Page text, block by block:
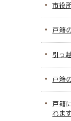
市役
戸籍
引っ
戸籍
戸籍
れます